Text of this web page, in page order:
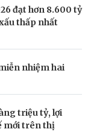
đạt hơn 8.600 tỷ
thấp nhất
nhiệm hai
triệu tỷ, lợi
mới trên thị